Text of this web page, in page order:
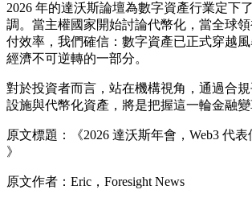
2026 年的達沃斯論壇為數字資產行業定下
調。當主權國家開始討論代幣化，當全球
付效率，我們確信：數字資產已正式穿越
經濟不可逆轉的一部分。
對於投資者而言，站在機構視角，通過合
設施與代幣化資產，將是把握這一輪金融變
原文標題：《2026 達沃斯年會，Web3 代
》
原文作者：Eric，Foresight News